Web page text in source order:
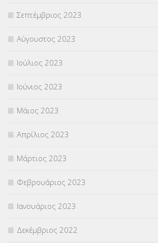
Σεπτέμβριος 2023
Αύγουστος 2023
Ιούλιος 2023
Ιούνιος 2023
Μάιος 2023
Απρίλιος 2023
Μάρτιος 2023
Φεβρουάριος 2023
Ιανουάριος 2023
Δεκέμβριος 2022